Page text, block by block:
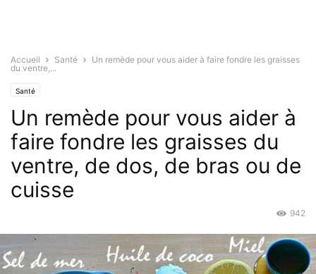
Accueil Santé
Un remède pour vous aider à faire fondre les graisses
du ventre,...
Santé
Un remède pour vous aider à
faire fondre les graisses du
ventre, de dos, de bras ou de
cuisse
942